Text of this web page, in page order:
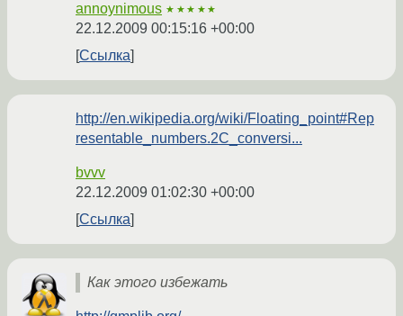
annoynimous ★★★★★
22.12.2009 00:15:16 +00:00
Ссылка
http://en.wikipedia.org/wiki/Floating_point#Rep
resentable_numbers.2C_conversi...
bvvv
22.12.2009 01:02:30 +00:00
Ссылка
Как этого избежать